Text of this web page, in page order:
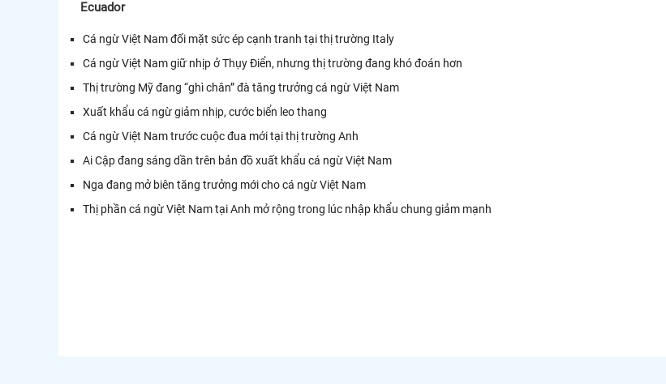
Ecuador
Cá ngừ Việt Nam đối mặt sức ép cạnh tranh tại thị trường Italy
Cá ngừ Việt Nam giữ nhịp ở Thụy Điển, nhưng thị trường đang khó đoán hơn
Thị trường Mỹ đang “ghì chân” đà tăng trưởng cá ngừ Việt Nam
Xuất khẩu cá ngừ giảm nhịp, cước biển leo thang
Cá ngừ Việt Nam trước cuộc đua mới tại thị trường Anh
Ai Cập đang sáng dần trên bản đồ xuất khẩu cá ngừ Việt Nam
Nga đang mở biên tăng trưởng mới cho cá ngừ Việt Nam
Thị phần cá ngừ Việt Nam tại Anh mở rộng trong lúc nhập khẩu chung giảm mạnh